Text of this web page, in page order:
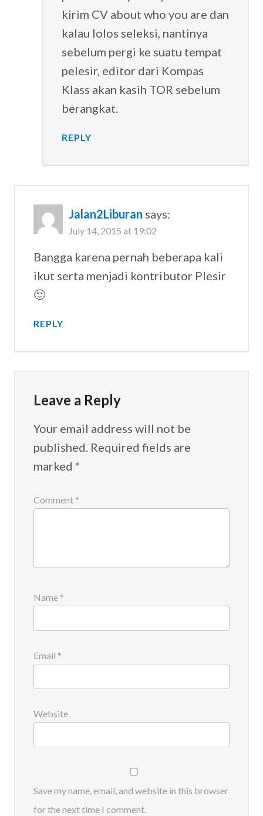
kirim CV about who you are dan
kalau lolos seleksi, nantinya
sebelum pergi ke suatu tempat
pelesir, editor dari Kompas
Klass akan kasih TOR sebelum
berangkat.
REPLY
Jalan2Liburan says:
July 14, 2015 at 19:02
Bangga karena pernah beberapa kali
ikut serta menjadi kontributor Plesir
🙂
REPLY
Leave a Reply
Your email address will not be
published. Required fields are
marked *
Comment *
Name *
Email *
Website
Save my name, email, and website in this browser
for the next time I comment.